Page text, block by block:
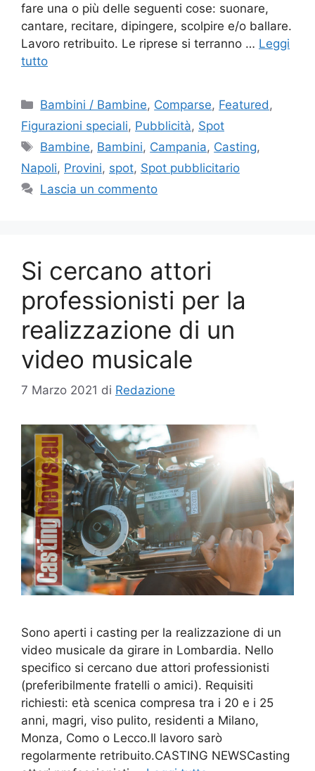
fare una o più delle seguenti cose: suonare,
cantare, recitare, dipingere, scolpire e/o ballare.
Lavoro retribuito. Le riprese si terranno … Leggi
tutto
Categorie
Bambini / Bambine, Comparse, Featured ,
Figurazioni speciali, Pubblicità, Spot
Tag
Bambine, Bambini, Campania, Casting,
Napoli, Provini, spot, Spot pubblicitario
Lascia un commento
Si cercano attori
professionisti per la
realizzazione di un
video musicale
7 Marzo 2021 di Redazione
Sono aperti i casting per la realizzazione di un
video musicale da girare in Lombardia. Nello
specifico si cercano due attori professionisti
(preferibilmente fratelli o amici). Requisiti
richiesti: età scenica compresa tra i 20 e i 25
anni, magri, viso pulito, residenti a Milano,
Monza, Como o Lecco.Il lavoro sarò
regolarmente retribuito.CASTING NEWSCasting